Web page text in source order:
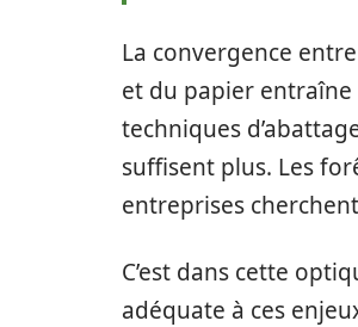
La convergence
et du papier entraîne
techniques
suffisent plus. Les
entreprises
C’est dans cette
adéquate à ces